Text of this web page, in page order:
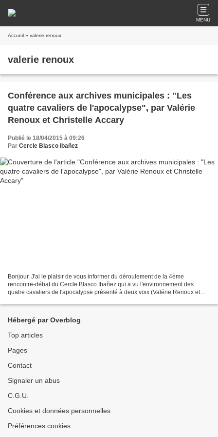
MENU
Accueil » valerie renoux
valerie renoux
Conférence aux archives municipales : "Les
quatre cavaliers de l'apocalypse", par Valérie
Renoux et Christelle Accary
Publié le 18/04/2015 à 09:26
Par Cercle Blasco Ibañez
Bonjour. J'ai le plaisir de vous informer du déroulement de la 4ème
rencontre-débat du Cercle Blasco Ibañez qui a vu l'environnement des
quatre cavaliers de l'apocalypse présenté à deux voix (Valérie Renoux et
Hébergé par Overblog
Top articles
Pages
Contact
Signaler un abus
C.G.U.
Cookies et données personnelles
Préférences cookies